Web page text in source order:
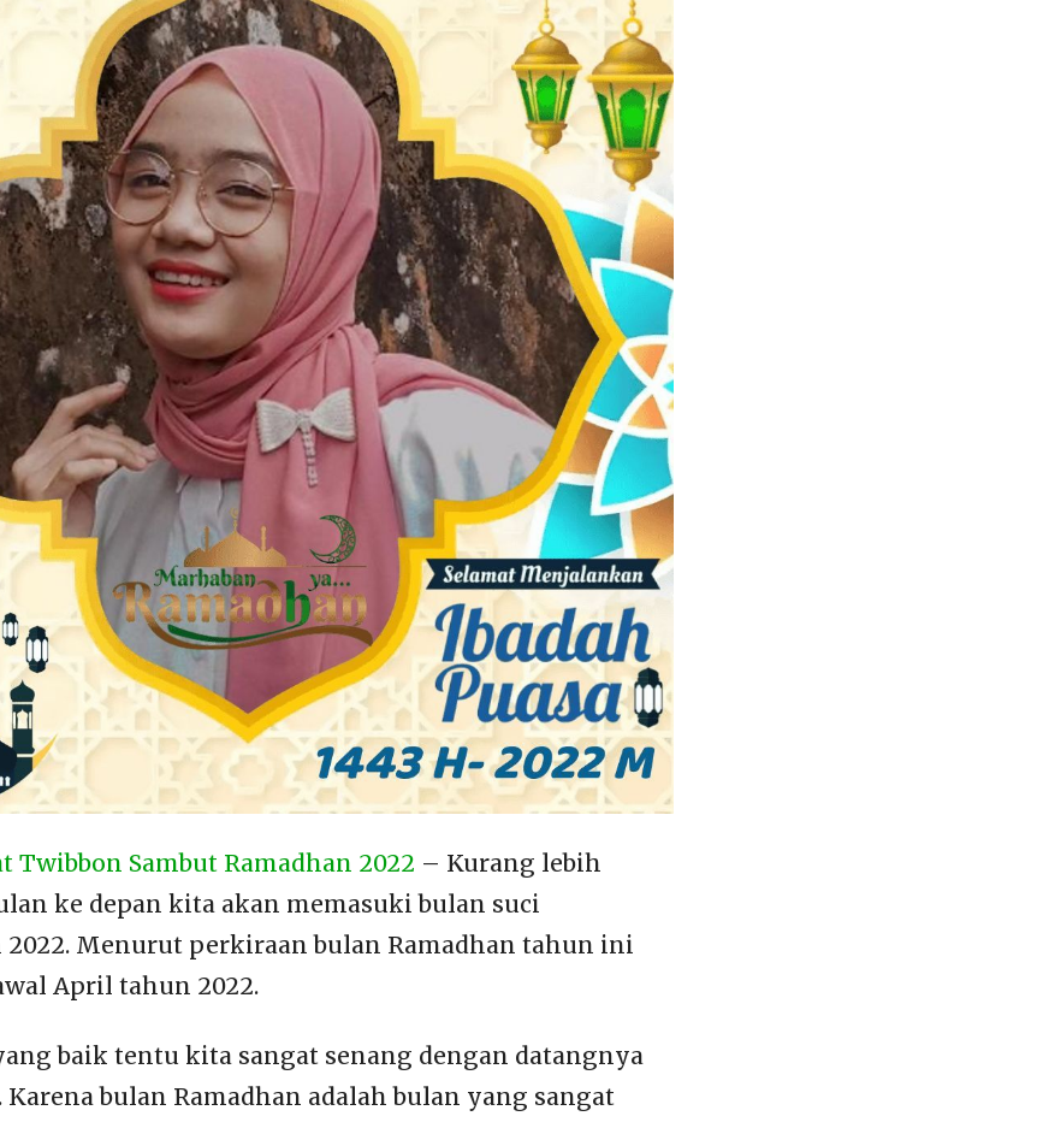
Twibbon Sambut Ramadhan 2022 – Kurang lebih
ke depan kita akan memasuki bulan suci
2022. Menurut perkiraan bulan Ramadhan tahun ini
April tahun 2022.
baik tentu kita sangat senang dengan datangnya
. Karena bulan Ramadhan adalah bulan yang sangat